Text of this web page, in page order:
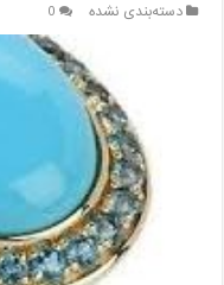
دسته‌بندی نشده 0